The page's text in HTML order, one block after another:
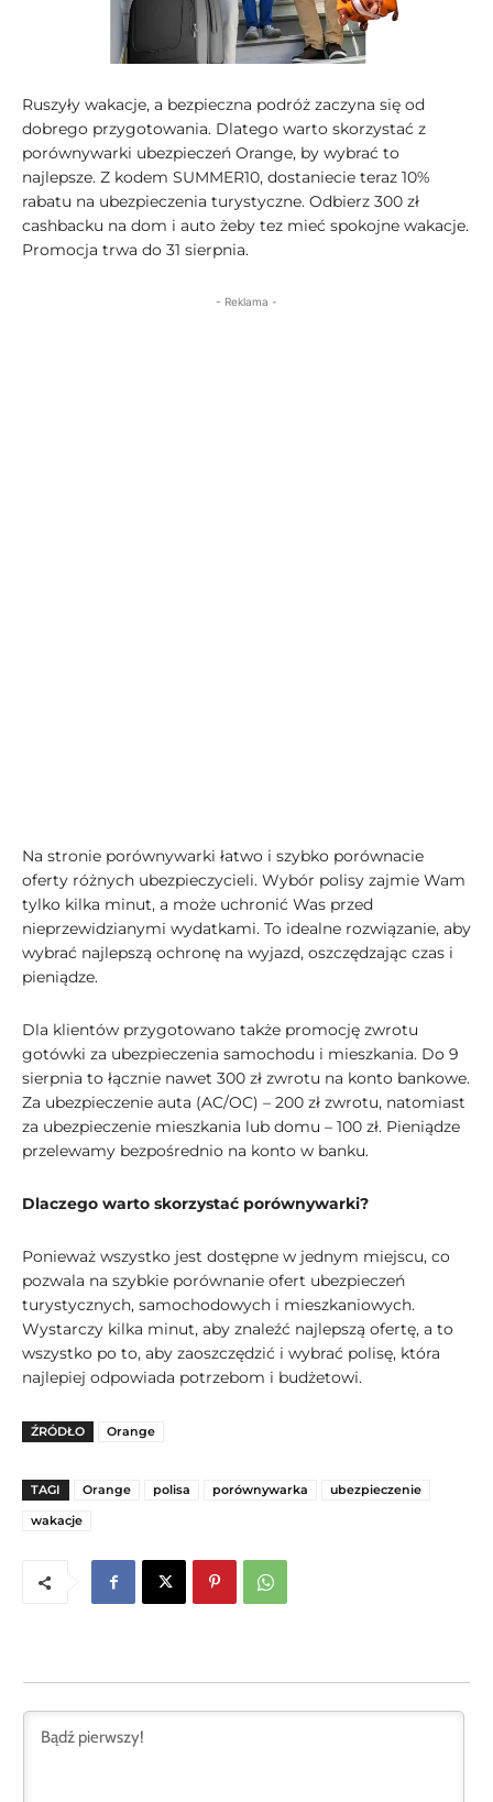
Ruszyły wakacje, a bezpieczna podróż zaczyna się od
dobrego przygotowania. Dlatego warto skorzystać z
porównywarki ubezpieczeń Orange, by wybrać to
najlepsze. Z kodem SUMMER10, dostaniecie teraz 10%
rabatu na ubezpieczenia turystyczne. Odbierz 300 zł
cashbacku na dom i auto żeby tez mieć spokojne wakacje.
Promocja trwa do 31 sierpnia.
- Reklama -
Na stronie porównywarki łatwo i szybko porównacie
oferty różnych ubezpieczycieli. Wybór polisy zajmie Wam
tylko kilka minut, a może uchronić Was przed
nieprzewidzianymi wydatkami. To idealne rozwiązanie, aby
wybrać najlepszą ochronę na wyjazd, oszczędzając czas i
pieniądze.
Dla klientów przygotowano także promocję zwrotu
gotówki za ubezpieczenia samochodu i mieszkania. Do 9
sierpnia to łącznie nawet 300 zł zwrotu na konto bankowe.
Za ubezpieczenie auta (AC/OC) – 200 zł zwrotu, natomiast
za ubezpieczenie mieszkania lub domu – 100 zł. Pieniądze
przelewamy bezpośrednio na konto w banku.
Dlaczego warto skorzystać porównywarki?
Ponieważ wszystko jest dostępne w jednym miejscu, co
pozwala na szybkie porównanie ofert ubezpieczeń
turystycznych, samochodowych i mieszkaniowych.
Wystarczy kilka minut, aby znaleźć najlepszą ofertę, a to
wszystko po to, aby zaoszczędzić i wybrać polisę, która
najlepiej odpowiada potrzebom i budżetowi.
ŹRÓDŁO Orange
TAGI Orange polisa porównywarka
ubezpieczenie
wakacje